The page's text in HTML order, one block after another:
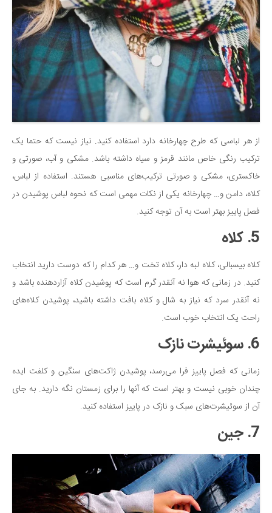
از هر لباسی که طرح چهارخانه دارد استفاده کنید. نیاز نیست که حتما یک
ترکیب رنگی خاص مانند قرمز و سیاه داشته باشد. مشکی و آب، صورتی و
خاکستری، مشکی و صورتی ترکیب‌های مناسبی هستند. استفاده از لباس‌،
کلاه، دامن و… چهارخانه یکی از نکات مهمی است که نحوه لباس پوشیدن در
فصل پاییز بهتر است به آن توجه کنید.
5. کلاه
کلاه بیسبالی، کلاه لبه دار، کلاه تخت و… هر کدام را که دوست دارید انتخاب
کنید. در زمانی که هوا نه آنقدر گرم است که پوشیدن کلاه آزاردهنده باشد و
نه آنقدر سرد که نیاز به شال و کلاه بافت داشته باشید، پوشیدن کلاه‌های
راحت یک انتخاب خوب است.
6. سوئیشرت نازک
زمانی که فصل پاییز فرا می‌رسد، پوشیدن ژاکت‌های سنگین و کلفت ایده
چندان خوبی نیست و بهتر است که آنها را برای زمستان نگه دارید. به جای
آن از سوئیشرت‌های سبک و نازک در پاییز استفاده کنید.
7. جین